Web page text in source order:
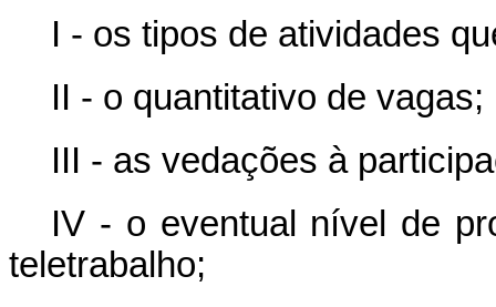
I - os tipos de atividades
II - o quantitativo de vagas;
III - as vedações à
IV - o eventual nível de
teletrabalho;